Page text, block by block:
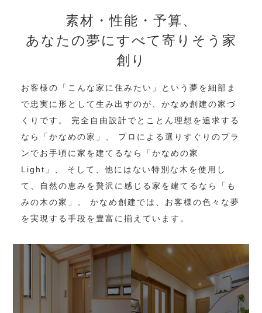
素材・性能・予算、
あなたの夢にすべて寄りそう家
創り
お客様の「こんな家に住みたい」という夢を細部ま
で忠実に形として生み出すのが、かなめ創建の家づ
くりです。
完全自由設計でとことん理想を追求する
なら「かなめの家」、
プロによる選りすぐりのプラ
ンでお手頃に家を建てるなら「かなめの家
Light」、
そして、他にはない特別な木を使用し
て、自然の恵みを贅沢に感じる家を建てるなら「も
みの木の家」。
かなめ創建では、お客様の色々な夢
を実現する手段を豊富に揃えています。